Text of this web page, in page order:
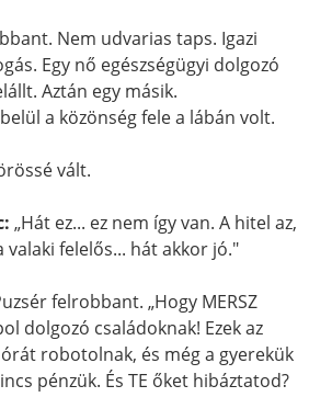
Nem udvarias taps. Igazi
Egy nő egészségügyi dolgozó
Aztán egy másik.
a közönség fele a lábán volt.
vált.
„Hát ez... ez nem így van. A hitel az,
valaki felelős... hát akkor jó."
felrobbant. „Hogy MERSZ
dolgozó családoknak! Ezek az
robotolnak, és még a gyerekük
pénzük. És TE őket hibáztatod?